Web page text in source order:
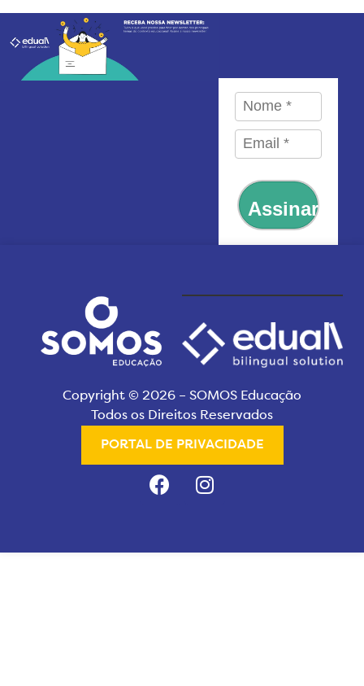
Assinar
Copyright © 2026 – SOMOS Educação
Todos os Direitos Reservados
PORTAL DE PRIVACIDADE